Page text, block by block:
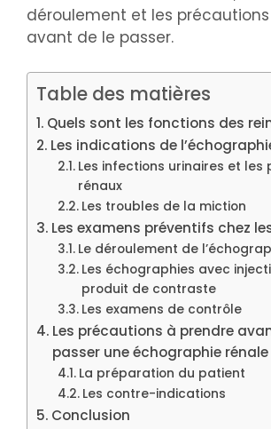
déroulement et les
avant de le passer.
Table des matières
Quels sont les fonctions des
Les indications de
Les infections urinaires et les
rénaux
Les troubles de la miction
Les examens préventifs chez
Le déroulement de
Les échographies avec
produit de contraste
Les examens de contrôle
Les précautions à prendre
passer une échographie rénale
La préparation du patient
Les contre-indications
Conclusion